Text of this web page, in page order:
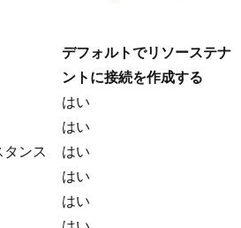
デフォルトでリソーステナ
ントに接続を作成する
はい
はい
ンス
はい
はい
はい